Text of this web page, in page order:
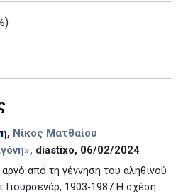
, Νίκος Ματθαίου
diastixo, 06/02/2024
αργό από τη γέννηση του αληθινού
1903-1987 Η σχέση